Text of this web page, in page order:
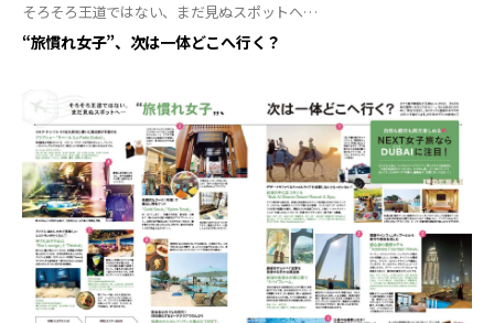
そろそろ王道ではない、まだ見ぬスポットへ…
“旅慣れ女子”、次は一体どこへ行く？